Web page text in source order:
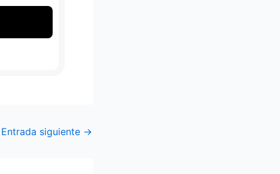
Entrada siguiente →